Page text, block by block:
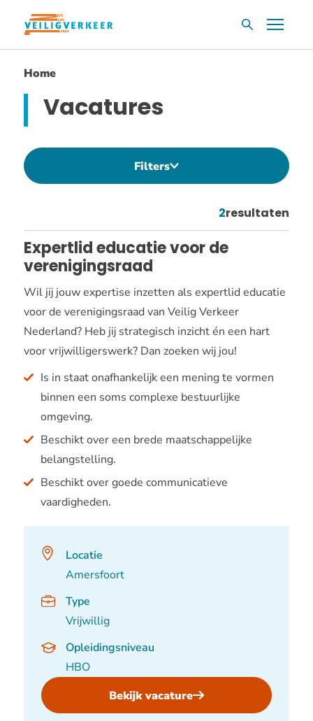
Overslaan
inhoud
ZoekvakMenu
Home
Vacatures
Filters
2resultaten
Expertlid educatie voor de
verenigingsraad
Wil jij jouw expertise inzetten als expertlid educatie
voor de verenigingsraad van Veilig Verkeer
Nederland? Heb jij strategisch inzicht én een hart
voor vrijwilligerswerk? Dan zoeken wij jou!
Is in staat onafhankelijk een mening te vormen
binnen een soms complexe bestuurlijke
omgeving.
Beschikt over een brede maatschappelijke
belangstelling.
Beschikt over goede communicatieve
vaardigheden.
Locatie
Amersfoort
Type
Vrijwillig
Opleidingsniveau
HBO
Bekijk vacature,
Expertlid